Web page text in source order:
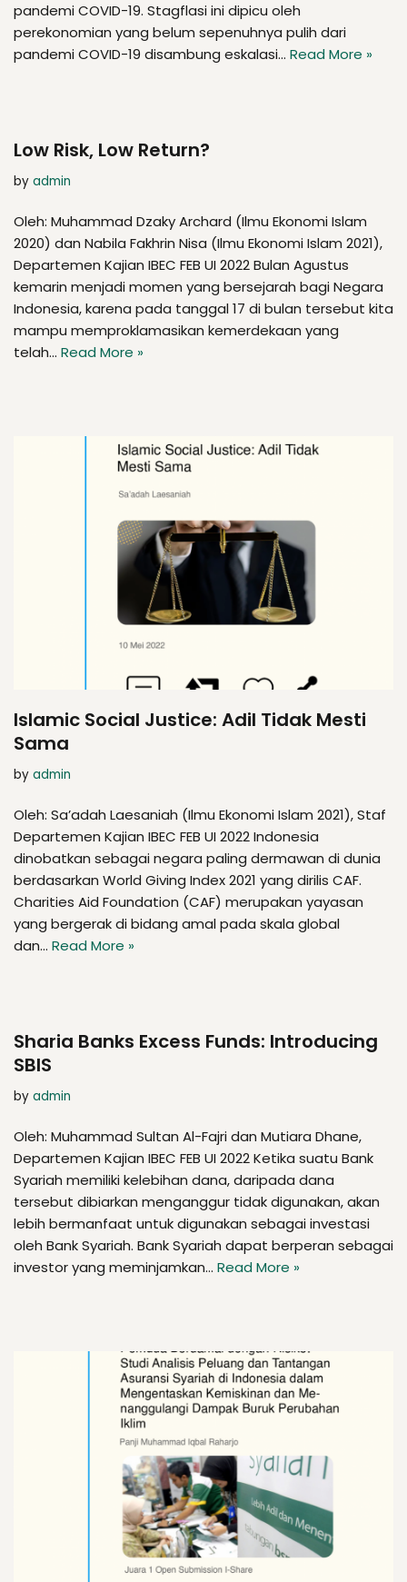
pandemi COVID-19. Stagflasi ini dipicu oleh
perekonomian yang belum sepenuhnya pulih dari
pandemi COVID-19 disambung eskalasi… Read More »
Low Risk, Low Return?
by admin
Oleh: Muhammad Dzaky Archard (Ilmu Ekonomi Islam
2020) dan Nabila Fakhrin Nisa (Ilmu Ekonomi Islam 2021),
Departemen Kajian IBEC FEB UI 2022 Bulan Agustus
kemarin menjadi momen yang bersejarah bagi Negara
Indonesia, karena pada tanggal 17 di bulan tersebut kita
mampu memproklamasikan kemerdekaan yang
telah… Read More »
Islamic Social Justice: Adil Tidak Mesti
Sama
by admin
Oleh: Sa’adah Laesaniah (Ilmu Ekonomi Islam 2021), Staf
Departemen Kajian IBEC FEB UI 2022 Indonesia
dinobatkan sebagai negara paling dermawan di dunia
berdasarkan World Giving Index 2021 yang dirilis CAF.
Charities Aid Foundation (CAF) merupakan yayasan
yang bergerak di bidang amal pada skala global
dan… Read More »
Sharia Banks Excess Funds: Introducing
SBIS
by admin
Oleh: Muhammad Sultan Al-Fajri dan Mutiara Dhane,
Departemen Kajian IBEC FEB UI 2022 Ketika suatu Bank
Syariah memiliki kelebihan dana, daripada dana
tersebut dibiarkan menganggur tidak digunakan, akan
lebih bermanfaat untuk digunakan sebagai investasi
oleh Bank Syariah. Bank Syariah dapat berperan sebagai
investor yang meminjamkan… Read More »